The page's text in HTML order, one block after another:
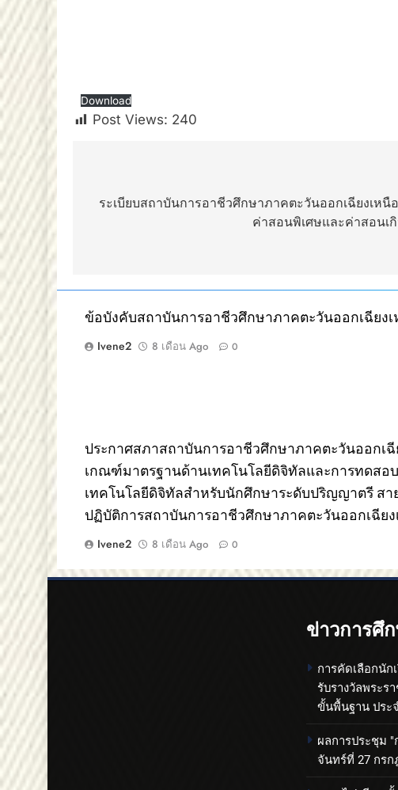
Download
Post Views: 240
เรื่อง
ระเบียบสถาบันการอาชีวศึกษาภาคตะวันออกเฉียงเหนื
ค่าสอนพิเศษและค่าสอนเ
ข้อบังคับสถาบันการอาชีวศึกษาภาคตะวันออกเฉียงเ
Ivene2
8 เดือน Ago 0
ประกาศสภาสถาบันการอาชีวศึกษาภาคตะวันออกเฉี
เกณฑ์มาตรฐานด้านเทคโนโลยีดิจิทัลและการทดสอ
เทคโนโลยีดิจิทัลสำหรับนักศึกษาระดับปริญญาตรี สา
ปฏิบัติการสถาบันการอาชีวศึกษาภาคตะวันออกเฉียง
Ivene2
8 เดือน Ago 0
ข่าวการศึ
การคัดเลือกนัก
รับรางวัลพระร
ขั้นพื้นฐาน ประ
ผลการประชุม "
จันทร์ที่ 27 กร